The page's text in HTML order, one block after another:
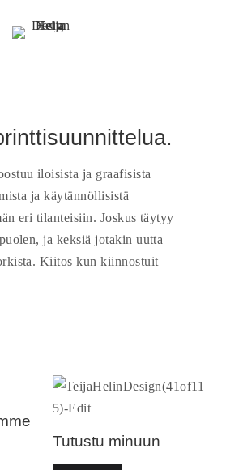
iloisista ja graafisista
ja käytännöllisistä
eri tilanteisiin. Joskus täytyy
ja keksiä jotakin uutta
Kiitos kun kiinnostuit
Tutustu minuun